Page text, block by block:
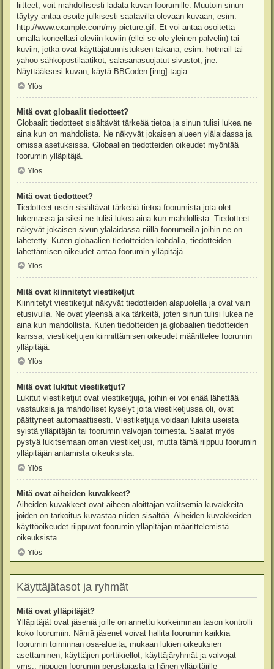
liitteet, voit mahdollisesti ladata kuvan foorumille. Muutoin sinun
täytyy antaa osoite julkisesti saatavilla olevaan kuvaan, esim.
http://www.example.com/my-picture.gif. Et voi antaa osoitetta
omalla koneellasi oleviin kuviin (ellei se ole yleinen palvelin) tai
kuviin, jotka ovat käyttäjätunnistuksen takana, esim. hotmail tai
yahoo sähköpostilaatikot, salasanasuojatut sivustot, jne.
Näyttääksesi kuvan, käytä BBCoden [img]-tagia.
Ylös
Mitä ovat globaalit tiedotteet?
Globaalit tiedotteet sisältävät tärkeää tietoa ja sinun tulisi lukea ne
aina kun on mahdolista. Ne näkyvät jokaisen alueen ylälaidassa ja
omissa asetuksissa. Globaalien tiedotteiden oikeudet myöntää
foorumin ylläpitäjä.
Ylös
Mitä ovat tiedotteet?
Tiedotteet usein sisältävät tärkeää tietoa foorumista jota olet
lukemassa ja siksi ne tulisi lukea aina kun mahdollista. Tiedotteet
näkyvät jokaisen sivun ylälaidassa niillä foorumeilla joihin ne on
lähetetty. Kuten globaalien tiedotteiden kohdalla, tiedotteiden
lähettämisen oikeudet antaa foorumin ylläpitäjä.
Ylös
Mitä ovat kiinnitetyt viestiketjut
Kiinnitetyt viestiketjut näkyvät tiedotteiden alapuolella ja ovat vain
etusivulla. Ne ovat yleensä aika tärkeitä, joten sinun tulisi lukea ne
aina kun mahdollista. Kuten tiedotteiden ja globaalien tiedotteiden
kanssa, viestiketjujen kiinnittämisen oikeudet määrittelee foorumin
ylläpitäjä.
Ylös
Mitä ovat lukitut viestiketjut?
Lukitut viestiketjut ovat viestiketjuja, joihin ei voi enää lähettää
vastauksia ja mahdolliset kyselyt joita viestiketjussa oli, ovat
päättyneet automaattisesti. Viestiketjuja voidaan lukita useista
syistä ylläpitäjän tai foorumin valvojan toimesta. Saatat myös
pystyä lukitsemaan oman viestiketjusi, mutta tämä riippuu foorumin
ylläpitäjän antamista oikeuksista.
Ylös
Mitä ovat aiheiden kuvakkeet?
Aiheiden kuvakkeet ovat aiheen aloittajan valitsemia kuvakkeita
joiden on tarkoitus kuvastaa niiden sisältöä. Aiheiden kuvakkeiden
käyttöoikeudet riippuvat foorumin ylläpitäjän määrittelemistä
oikeuksista.
Ylös
Käyttäjätasot ja ryhmät
Mitä ovat ylläpitäjät?
Ylläpitäjät ovat jäseniä joille on annettu korkeimman tason kontrolli
koko foorumiin. Nämä jäsenet voivat hallita foorumin kaikkia
foorumin toiminnan osa-alueita, mukaan lukien oikeuksien
asettaminen, käyttäjien porttikiellot, käyttäjäryhmät ja valvojat
yms., riippuen foorumin perustajasta ja hänen ylläpitäjille